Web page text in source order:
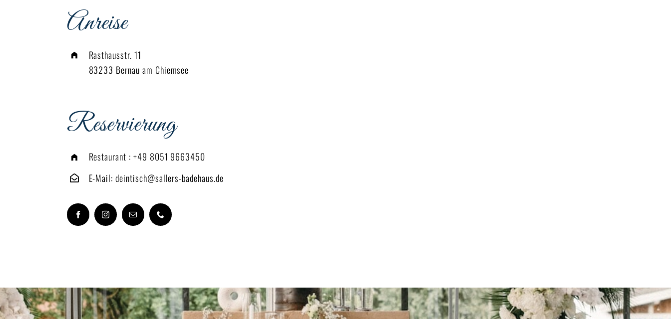
Anreise
Rasthausstr. 11
83233 Bernau am Chiemsee
Reservierung
Restaurant : +49 8051 9663450
E-Mail:deintisch@sallers-badehaus.de